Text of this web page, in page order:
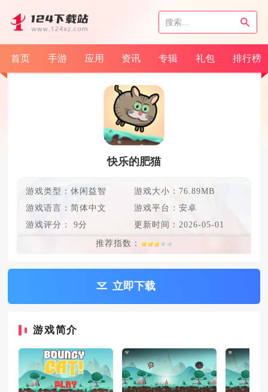
首页 手游 应用 资讯 专辑 礼包 排行榜
快乐的肥猫
游戏类型：休闲益智
游戏大小：76.89MB
游戏语言： 简体中文
游戏平台：安卓
游戏评分： 9分 更新时间： 2026-05-01
推荐指数：
立即下载
游戏简介